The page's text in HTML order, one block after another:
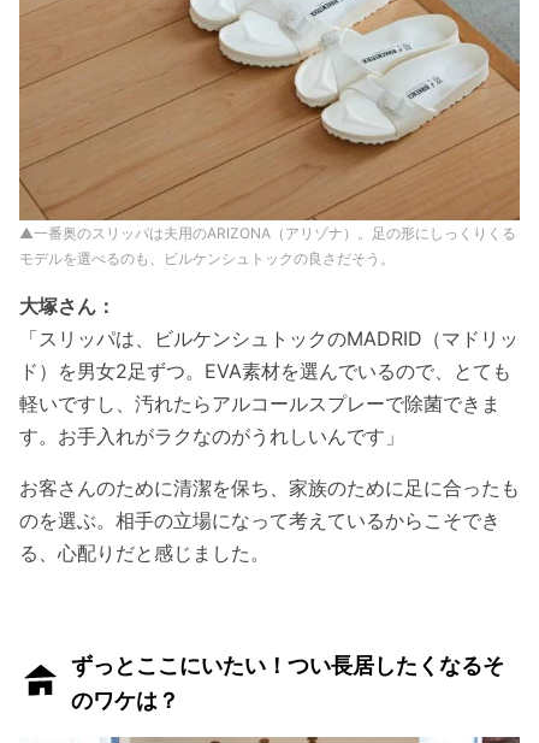
▲一番奥のスリッパは夫用のARIZONA（アリゾナ）。足の形にしっくりくる
モデルを選べるのも、ビルケンシュトックの良さだそう。
大塚さん：
「スリッパは、ビルケンシュトックのMADRID（マドリッ
ド）を男女2足ずつ。EVA素材を選んでいるので、とても
軽いですし、汚れたらアルコールスプレーで除菌できま
す。お手入れがラクなのがうれしいんです」
お客さんのために清潔を保ち、家族のために足に合ったも
のを選ぶ。相手の立場になって考えているからこそでき
る、心配りだと感じました。
ずっとここにいたい！つい長居したくなるそ
のワケは？